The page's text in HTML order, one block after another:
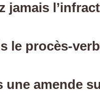
jamais
le procès-
une amende